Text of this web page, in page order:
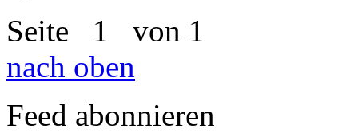
Seite 1 von 1
nach oben
Feed abonnieren